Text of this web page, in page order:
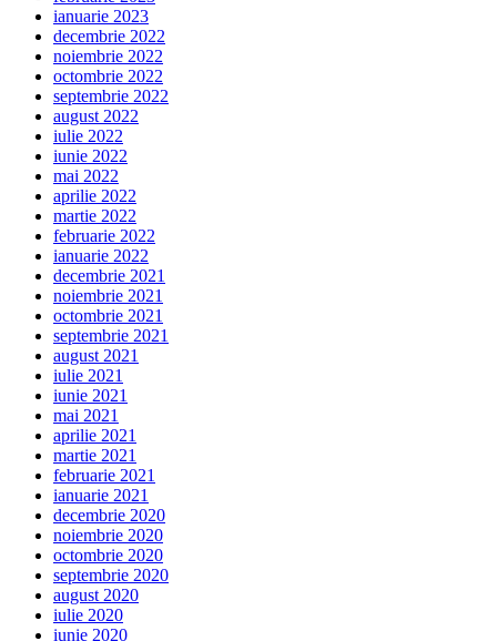
ianuarie 2023
decembrie 2022
noiembrie 2022
octombrie 2022
septembrie 2022
august 2022
iulie 2022
iunie 2022
mai 2022
aprilie 2022
martie 2022
februarie 2022
ianuarie 2022
decembrie 2021
noiembrie 2021
octombrie 2021
septembrie 2021
august 2021
iulie 2021
iunie 2021
mai 2021
aprilie 2021
martie 2021
februarie 2021
ianuarie 2021
decembrie 2020
noiembrie 2020
octombrie 2020
septembrie 2020
august 2020
iulie 2020
iunie 2020